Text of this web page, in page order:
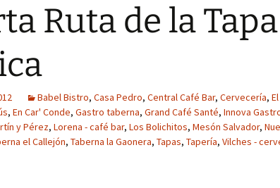
Ruta de la Tapa
Babel Bistro, Casa Pedro, Central Café Bar, Cervecería,
, En Car' Conde, Gastro taberna, Grand Café Santé, Innova
y Pérez, Lorena - café bar, Los Bolichitos, Mesón Salvador,
el Callejón, Taberna la Gaonera, Tapas, Tapería, Vilches -